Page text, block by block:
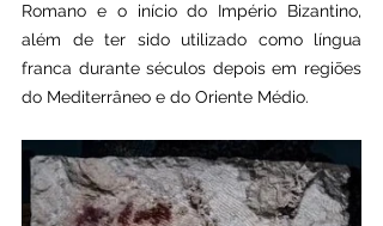
Romano e o início do Império Bizantino,
além de ter sido utilizado como língua
franca durante séculos depois em regiões
do Mediterrâneo e do Oriente Médio.